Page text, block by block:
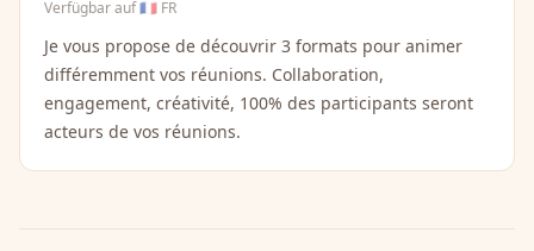
Verfügbar auf🇫🇷 FR
Je vous propose de découvrir 3 formats pour animer
différemment vos réunions. Collaboration,
engagement, créativité, 100% des participants seront
acteurs de vos réunions.